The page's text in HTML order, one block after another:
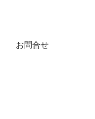
お問合せ